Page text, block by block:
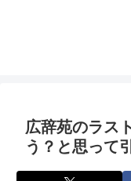
広辞苑のラス
う？と思って